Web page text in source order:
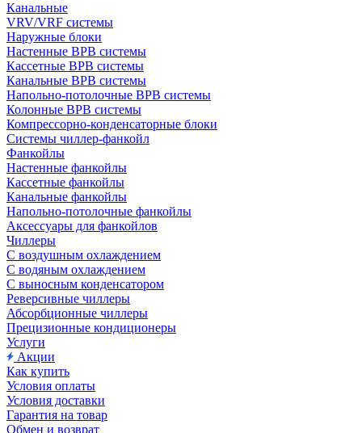
Канальные
VRV/VRF системы
Наружные блоки
Настенные ВРВ системы
Кассетные ВРВ системы
Канальные ВРВ системы
Напольно-потолочные ВРВ системы
Колонные ВРВ системы
Компрессорно-конденсаторные блоки
Системы чиллер-фанкойл
Фанкойлы
Настенные фанкойлы
Кассетные фанкойлы
Канальные фанкойлы
Напольно-потолочные фанкойлы
Аксессуары для фанкойлов
Чиллеры
С воздушным охлаждением
С водяным охлаждением
С выносным конденсатором
Реверсивные чиллеры
Абсорбционные чиллеры
Прецизионные кондиционеры
Услуги
Акции
Как купить
Условия оплаты
Условия доставки
Гарантия на товар
Обмен и возврат